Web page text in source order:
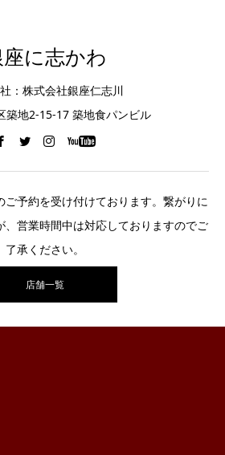
座に志かわ
：株式会社銀座仁志川
築地2-15-17 築地食パンビル
予約を受け付けております。繋がりに
、営業時間中は対応しておりますのでご
了承ください。
店舗一覧